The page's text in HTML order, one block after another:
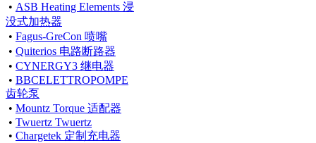
• ASB Heating Elements 浸
没式加热器
• Fagus-GreCon 喷嘴
• Quiterios 电路断路器
• CYNERGY3 继电器
• BBCELETTROPOMPE
齿轮泵
• Mountz Torque 适配器
• Twuertz Twuertz
• Chargetek 定制充电器